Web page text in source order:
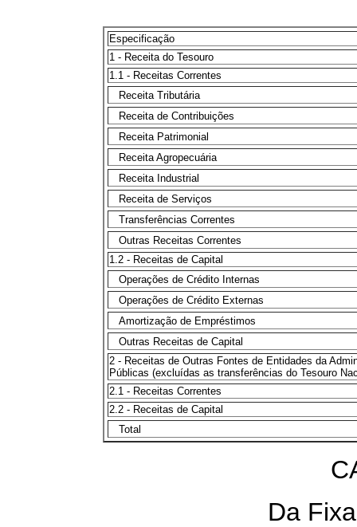
Especificação
1 - Receita do Tesouro
1.1 - Receitas Correntes
Receita Tributária
Receita de Contribuições
Receita Patrimonial
Receita Agropecuária
Receita Industrial
Receita de Serviços
Transferências Correntes
Outras Receitas Correntes
1.2 - Receitas de Capital
Operações de Crédito Internas
Operações de Crédito Externas
Amortização de Empréstimos
Outras Receitas de Capital
2 - Receitas de Outras Fontes de Entidades da
Públicas (excluídas as transferências do Tesouro
2.1 - Receitas Correntes
2.2 - Receitas de Capital
Total
Da